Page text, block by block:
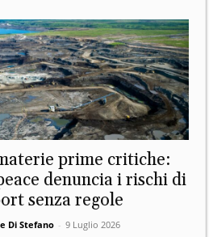
prime critiche:
denuncia i rischi di
senza regole
Di Stefano - 9 Luglio 2026